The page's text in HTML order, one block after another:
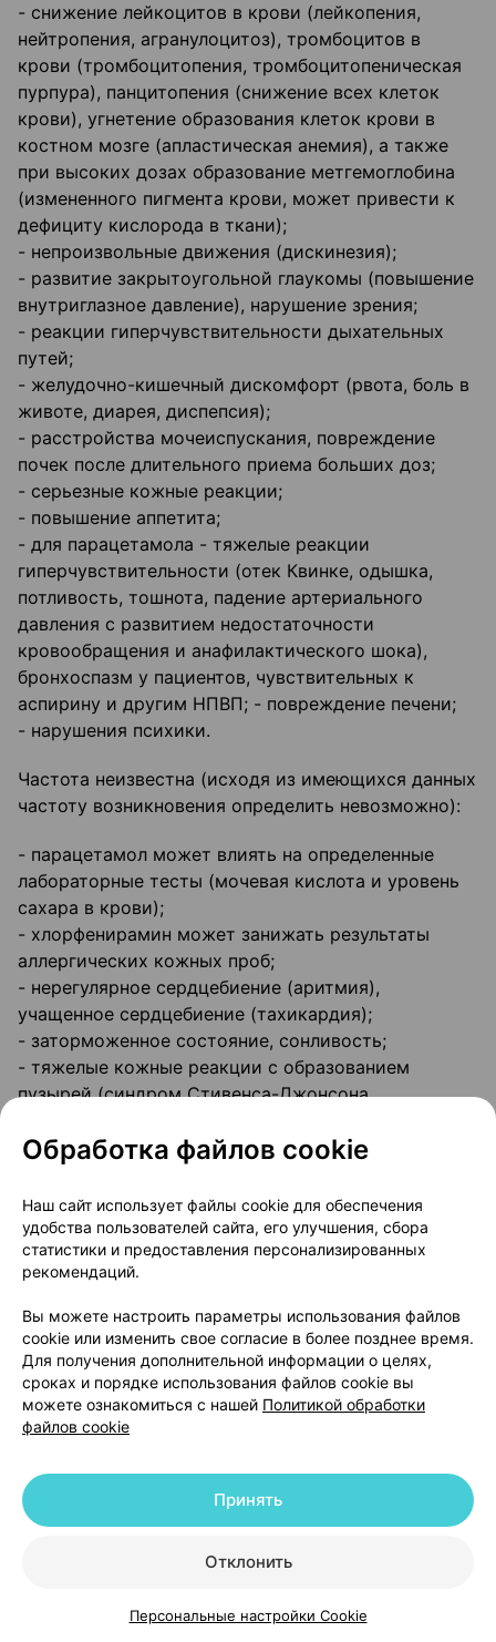
КаталогКорзинаИзбранноеПрофиль
- снижение лейкоцитов в крови (лейкопения,
нейтропения, агранулоцитоз), тромбоцитов в
крови (тромбоцитопения, тромбоцитопеническая
пурпура), панцитопения (снижение всех клеток
крови), угнетение образования клеток крови в
костном мозге (апластическая анемия), а также
при высоких дозах образование метгемоглобина
(измененного пигмента крови, может привести к
дефициту кислорода в ткани);
- непроизвольные движения (дискинезия);
- развитие закрытоугольной глаукомы (повышение
внутриглазное давление), нарушение зрения;
- реакции гиперчувствительности дыхательных
путей;
- желудочно-кишечный дискомфорт (рвота, боль в
животе, диарея, диспепсия);
- расстройства мочеиспускания, повреждение
почек после длительного приема больших доз;
- серьезные кожные реакции;
- повышение аппетита;
- для парацетамола - тяжелые реакции
гиперчувствительности (отек Квинке, одышка,
потливость, тошнота, падение артериального
давления с развитием недостаточности
кровообращения и анафилактического шока),
бронхоспазм у пациентов, чувствительных к
аспирину и другим НПВП; - повреждение печени;
- нарушения психики.
Частота неизвестна (исходя из имеющихся данных
частоту возникновения определить невозможно):
- парацетамол может влиять на определенные
лабораторные тесты (мочевая кислота и уровень
сахара в крови);
- хлорфенирамин может занижать результаты
аллергических кожных проб;
- нерегулярное сердцебиение (аритмия),
учащенное сердцебиение (тахикардия);
- заторможенное состояние, сонливость;
- тяжелые кожные реакции с образованием
пузырей (синдром Стивенса-Джонсона,
Лайелла);
- метаболический ацидоз: серьезное состояние,
которое может привести к повышению
кислотности крови у пациентов с тяжелыми
заболеваниями, принимающих парацетамол (см.
раздел "Другие препараты и данный препарат").
Сообщение о нежелательных реакциях
Если у вас возникают какие-либо нежелательные
реакции, проконсультируйтесь с врачом или
распространяется на любые возможные
нежелательные реакции, в том числе на не
можете сообщить о нежелательных реакциях
нежелательным реакциям (действиям) на
Обработка файлов cookie
Наш сайт использует файлы cookie для обеспечения
удобства пользователей сайта, его улучшения, сбора
статистики и предоставления персонализированных
рекомендаций.
Вы можете настроить параметры использования файлов
cookie или изменить свое согласие в более позднее время.
Для получения дополнительной информации о целях,
сроках и порядке использования файлов cookie вы
можете ознакомиться с нашей Политикой обработки
файлов cookie
Отклонить
Принять
Персональные настройки Cookie